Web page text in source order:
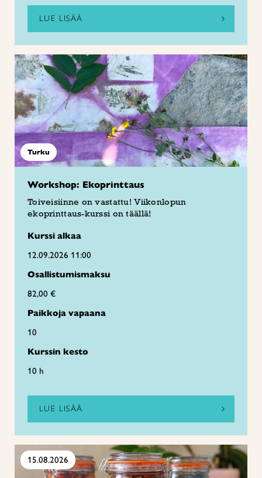
LUE LISÄÄ
Turku
Workshop: Ekoprinttaus
Toiveisiinne on vastattu! Viikonlopun
ekoprinttaus-kurssi on täällä!
Kurssi alkaa
12.09.2026 11:00
Osallistumismaksu
82,00 €
Paikkoja vapaana
10
Kurssin kesto
10 h
LUE LISÄÄ
15.08.2026